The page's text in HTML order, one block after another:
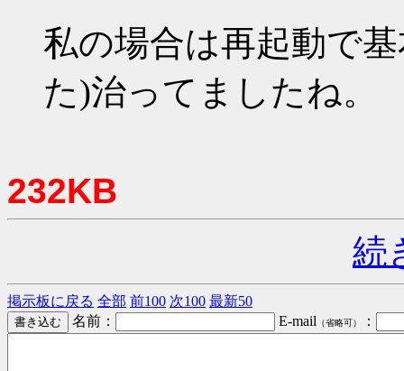
私の場合は再起動で
た)治ってましたね。
232KB
続
掲示板に戻る 全部 前100 次100 最新50
名前：
E-mail （省略可） ：